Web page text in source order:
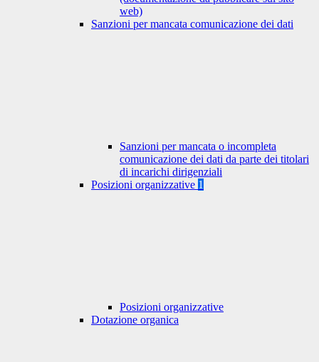
web)
Sanzioni per mancata comunicazione dei dati
Sanzioni per mancata o incompleta
comunicazione dei dati da parte dei titolari
di incarichi dirigenziali
Posizioni organizzative 1
Posizioni organizzative
Dotazione organica